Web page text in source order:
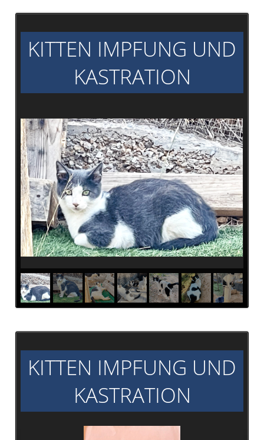
KITTEN IMPFUNG UND
KASTRATION
KITTEN IMPFUNG UND
KASTRATION